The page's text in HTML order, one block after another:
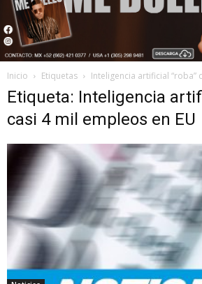
Inicio Etiquetas Inteligencia artificial “roba”
Etiqueta: Inteligencia
casi 4 mil empleos en EU